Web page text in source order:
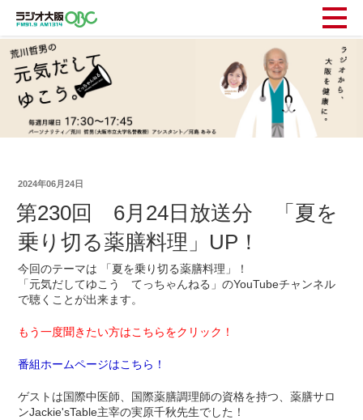
2024年06月24日
第230回 6月24日放送分 「夏を
乗り切る薬膳料理」UP！
今回のテーマは 「夏を乗り切る薬膳料理」！
「元気だしてゆこう てっちゃんねる」のYouTubeチャンネル
で聴くことが出来ます。
もう一度聞きたい方はこちらをクリック！
番組ホームページはこちら！
ゲストは国際中医師、国際薬膳調理師の資格を持つ、薬膳サロ
ンJackie'sTable主宰の実原千秋先生でした！